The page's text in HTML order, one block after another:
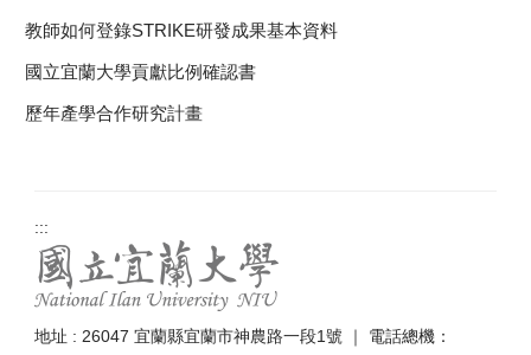
教師如何登錄STRIKE研發成果基本資料
國立宜蘭大學貢獻比例確認書
歷年產學合作研究計畫
:::
地址 : 26047 宜蘭縣宜蘭市神農路一段1號 ｜ 電話總機：